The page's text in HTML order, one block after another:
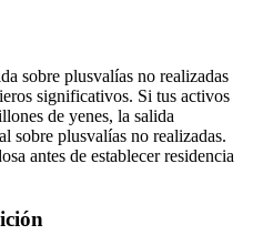
sobre plusvalías no realizadas
significativos. Si tus activos
de yenes, la salida
sobre plusvalías no realizadas.
antes de establecer residencia